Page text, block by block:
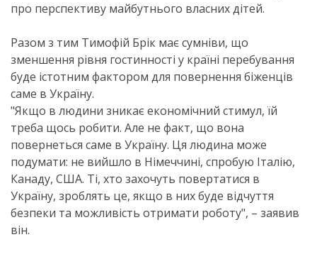
про перспективу майбутнього власних дітей.
Разом з тим Тимофій Брік має сумніви, що
зменшення рівня гостинності у країні перебування
буде істотним фактором для повернення біженців
саме в Україну.
"Якщо в людини зникає економічний стимул, їй
треба щось робити. Але не факт, що вона
повернеться саме в Україну. Ця людина може
подумати: не вийшло в Німеччині, спробую Італію,
Канаду, США. Ті, хто захочуть повертатися в
Україну, зроблять це, якщо в них буде відчуття
безпеки та можливість отримати роботу", – заявив
він.